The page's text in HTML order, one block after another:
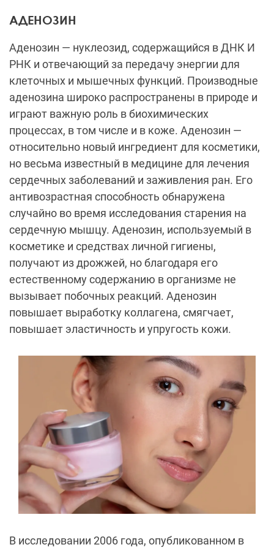
АДЕНОЗИН
Аденозин — нуклеозид, содержащийся в ДНК И
РНК и отвечающий за передачу энергии для
клеточных и мышечных функций. Производные
аденозина широко распространены в природе и
играют важную роль в биохимических
процессах, в том числе и в коже. Аденозин —
относительно новый ингредиент для косметики,
но весьма известный в медицине для лечения
сердечных заболеваний и заживления ран. Его
антивозрастная способность обнаружена
случайно во время исследования старения на
сердечную мышцу. Аденозин, используемый в
косметике и средствах личной гигиены,
получают из дрожжей, но благодаря его
естественному содержанию в организме не
вызывает побочных реакций. Аденозин
повышает выработку коллагена, смягчает,
повышает эластичность и упругость кожи.
В исследовании 2006 года, опубликованном в